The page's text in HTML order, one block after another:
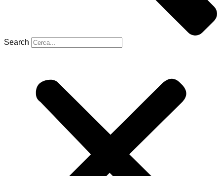
Search